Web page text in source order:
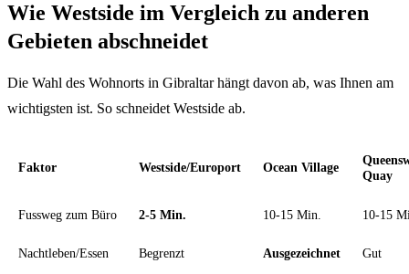
Wie Westside im Vergleich zu anderen
Gebieten abschneidet
Die Wahl des Wohnorts in Gibraltar hängt davon ab, was Ihnen am
wichtigsten ist. So schneidet Westside ab.
Faktor Westside/Europort Ocean Village
Quay
Fussweg zum Büro 2-5 Min. 10-15 Min. 10-15
Nachtleben/Essen Begrenzt Ausgezeichnet Gut